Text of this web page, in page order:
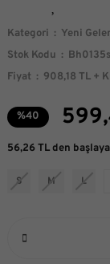
Kategori Yeni
Stok Kodu
Fiyat
908,18 TL +
%40
56,26 TL den
S M L